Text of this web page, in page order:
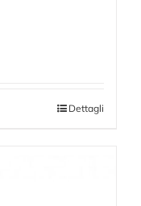
Dettagli